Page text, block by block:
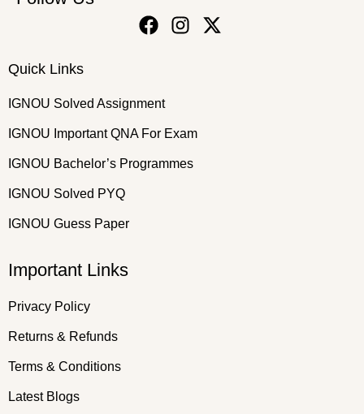
Quick Links
IGNOU Solved Assignment
IGNOU Important QNA For Exam
IGNOU Bachelor’s Programmes
IGNOU Solved PYQ
IGNOU Guess Paper
Important Links
Privacy Policy
Returns & Refunds
Terms & Conditions
Latest Blogs